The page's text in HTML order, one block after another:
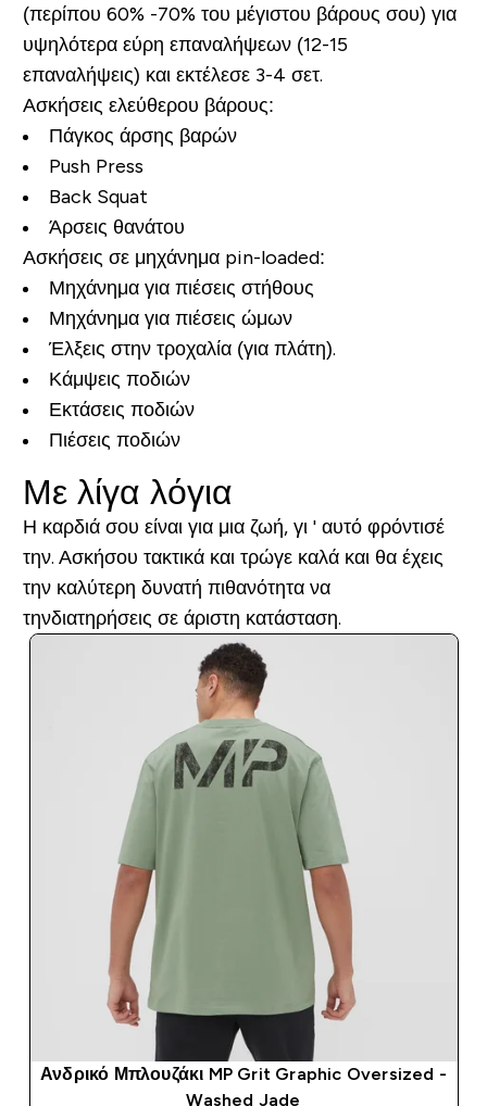
(περίπου 60% -70% του μέγιστου βάρους σου) για
υψηλότερα εύρη επαναλήψεων (12-15
επαναλήψεις) και εκτέλεσε 3-4 σετ.
Ασκήσεις ελεύθερου βάρους:
Πάγκος άρσης βαρών
Push Press
Back Squat
Άρσεις θανάτου
Ασκήσεις σε μηχάνημα pin-loaded:
Μηχάνημα για πιέσεις στήθους
Μηχάνημα για πιέσεις ώμων
Έλξεις στην τροχαλία (για πλάτη).
Κάμψεις ποδιών
Εκτάσεις ποδιών
Πιέσεις ποδιών
Με λίγα λόγια
Η καρδιά σου είναι για μια ζωή, γι ' αυτό φρόντισέ
την. Ασκήσου τακτικά και τρώγε καλά και θα έχεις
την καλύτερη δυνατή πιθανότητα να
τηνδιατηρήσεις σε άριστη κατάσταση.
Ανδρικό Μπλουζάκι MP Grit Graphic Oversized -
Washed Jade